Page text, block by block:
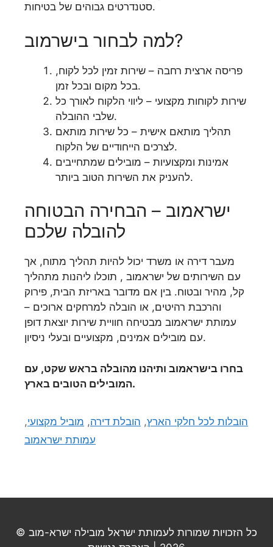
סטנדרטים גבוהים של בטיחות.
למה לבחור בישרמוב?
פריסה ארצית רחבה – שירות זמין לכל לקוח,
בכל מקום ובכל זמן.
שירות לקוחות מקצועי – ליווי הלקוח לאורך כל
שלבי ההובלה.
תהליך מותאם אישית – כל שירות מותאם
לצרכים הייחודיים של הלקוח.
אמינות ומקצועיות – מובילים שמתחייבים
להעניק את השירות הטוב ביותר.
ישראמוב – הבחירה הבטוחה
להובלה שלכם
מעבר דירה או משרד יכול להיות תהליך מתוח, אך
עם השירותים של ישראמוב , תוכלו ליהנות מתהליך
קל, מהיר ובטוח. בין אם מדובר באריזת הבית, פירוק
והרכבת רהיטים, או הובלה למרחקים ארוכים –
עמותת ישראמוב מבטיחה חוויית שירות יוצאת דופן
עם מובילים אמינים, מקצועיים ובעלי ניסיון.
בחרו בישראמוב ותיהנו מהובלה בראש שקט, עם
המובילים הטובים בארץ.
הובלות לכל חלקי הארץ, הובלת דירה, מוביל מקצועי,
עמותת ישראמוב
כל הזכויות שמורות לעמותת ישראל מובילה ישרא-מוב ©